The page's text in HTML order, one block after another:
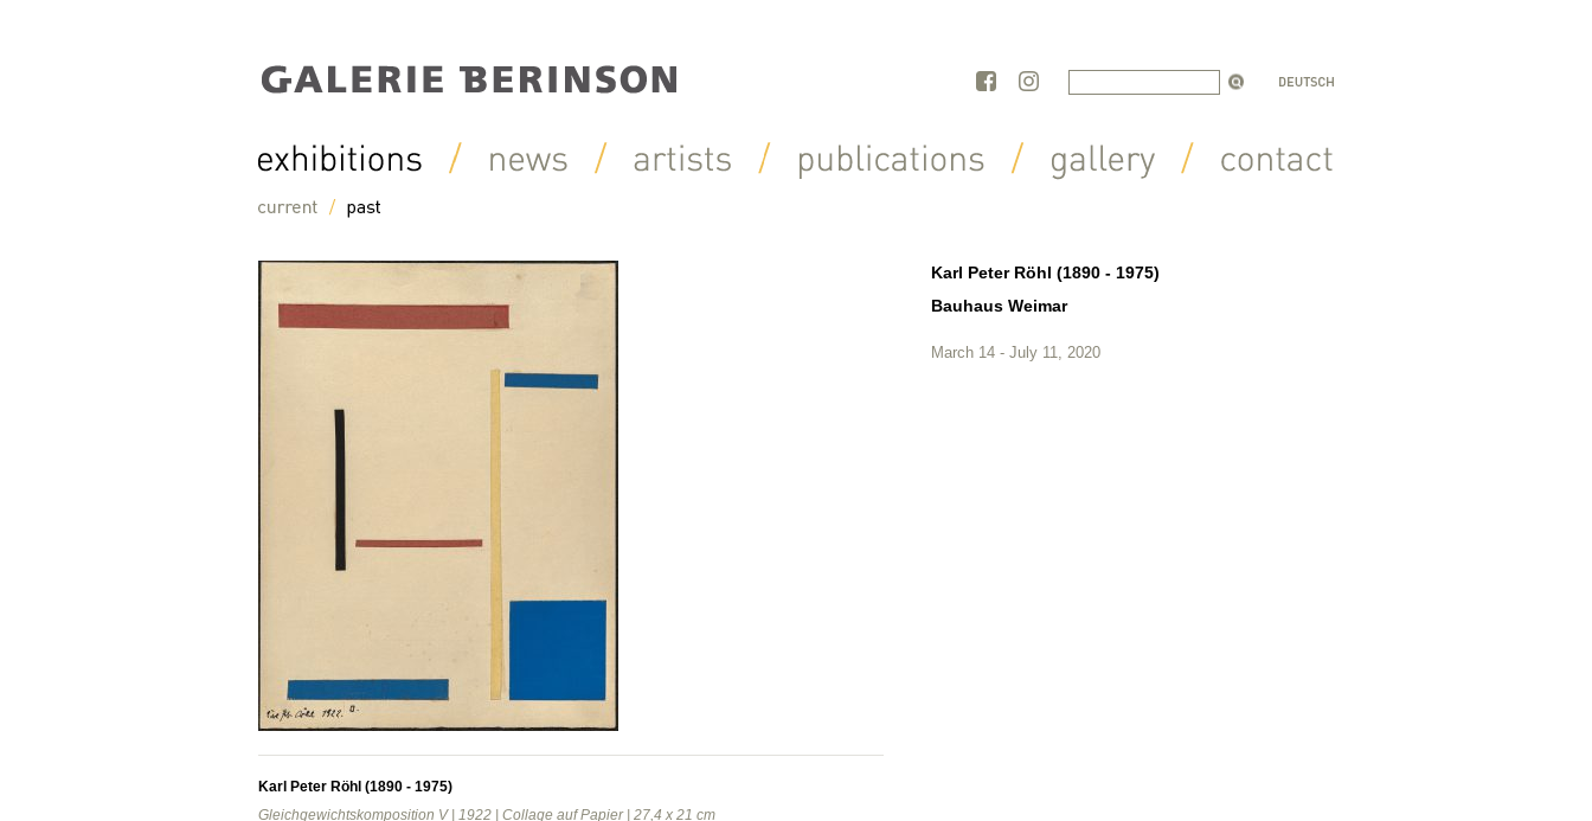
Karl Peter Röhl (1890 - 1975)
Bauhaus Weimar
March 14 - July 11, 2020
Karl Peter Röhl (1890 - 1975)
Gleichgewichtskomposition V | 1922 | Collage auf Papier | 27,4 x 21 cm